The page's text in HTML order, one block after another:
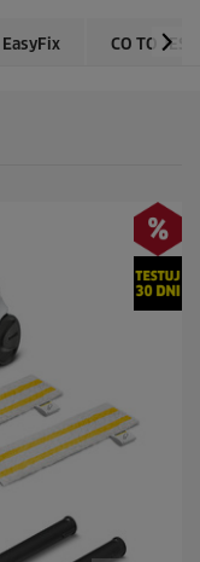
EasyFix CO TO JEST